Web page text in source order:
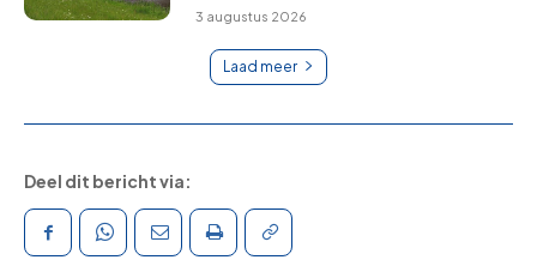
3 augustus 2026
Laad meer
Deel dit bericht via: